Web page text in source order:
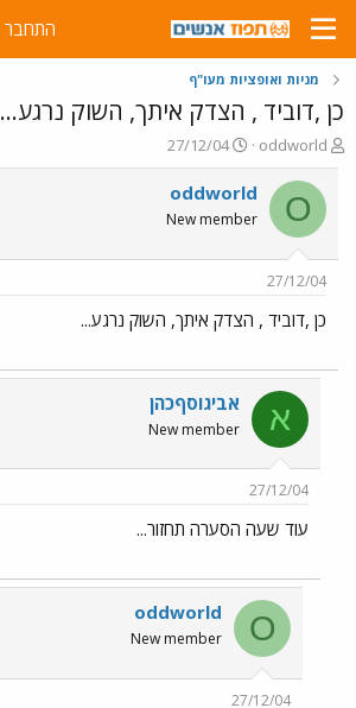
התחבר
מניות ואופציות מעו"ף
כן ,דוביד , הצדק איתך, השוק נרגע...
פ
ו
ת
ח
ה
ש
א
oddworld
פ
ו
ר
ם
ר
27/12/04
O
oddworld
New member
27/12/04
כן ,דוביד , הצדק איתך, השוק נרגע...
א אביגוסףכהן
New member
27/12/04
עוד שעה הסערה תחזור...
O
oddworld
New member
27/12/04